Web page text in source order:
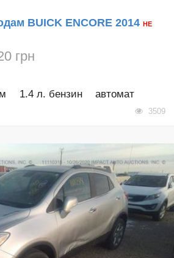
BUICK ENCORE 2014 НЕ
грн
1.4 л. бензин автомат
3509